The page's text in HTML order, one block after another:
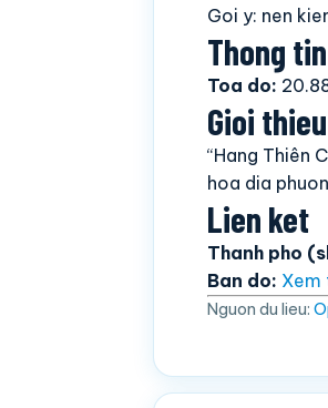
Goi y: nen
Thong
Toa do:
Gioi thieu
“Hang Thiên
hoa dia
Lien ket
Thanh pho
Ban do: Xem
Nguon du lieu: